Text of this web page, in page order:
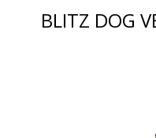
BLITZ